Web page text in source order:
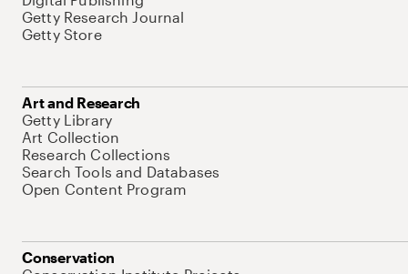
Getty Research Journal
Getty Store
Art and Research
Getty Library
Art Collection
Research Collections
Search Tools and Databases
Open Content Program
Conservation